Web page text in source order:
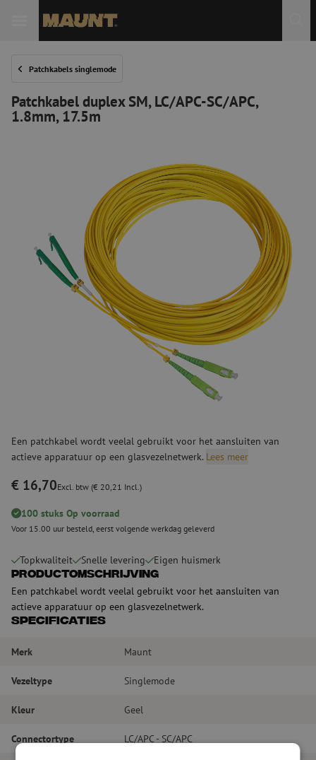
Patchkabels singlemode
Patchkabel duplex SM, LC/APC-SC/APC,
1.8mm, 17.5m
Een patchkabel wordt veelal gebruikt voor het aansluiten van
actieve apparatuur op een glasvezelnetwerk. Lees meer
€ 16,70Excl. btw (€ 20,21 Incl.)
100 stuks Op voorraad
Voor 15.00 uur besteld, eerst volgende werkdag geleverd
Topkwaliteit Snelle levering Eigen huismerk
Productomschrijving
Een patchkabel wordt veelal gebruikt voor het aansluiten van
actieve apparatuur op een glasvezelnetwerk.
Specificaties
Merk Maunt
Vezeltype Singlemode
Kleur Geel
Connectortype LC/APC - SC/APC